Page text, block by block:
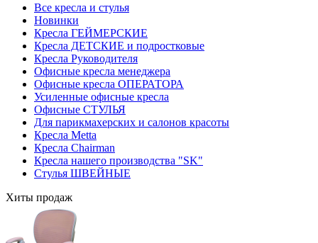
Все кресла и стулья
Новинки
Кресла ГЕЙМЕРСКИЕ
Кресла ДЕТСКИЕ и подростковые
Кресла Руководителя
Офисные кресла менеджера
Офисные кресла ОПЕРАТОРА
Усиленные офисные кресла
Офисные СТУЛЬЯ
Для парикмахерских и салонов красоты
Кресла Metta
Кресла Chairman
Кресла нашего производства "SK"
Стулья ШВЕЙНЫЕ
Хиты продаж